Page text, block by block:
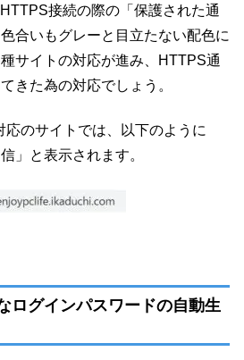
接続の際の「保護された通
合いもグレーと目立たない配色に
サイトの対応が進み、HTTPS通
きた為の対応でしょう。
のサイトでは、以下のように
」と表示されます。
ログインパスワードの自動生